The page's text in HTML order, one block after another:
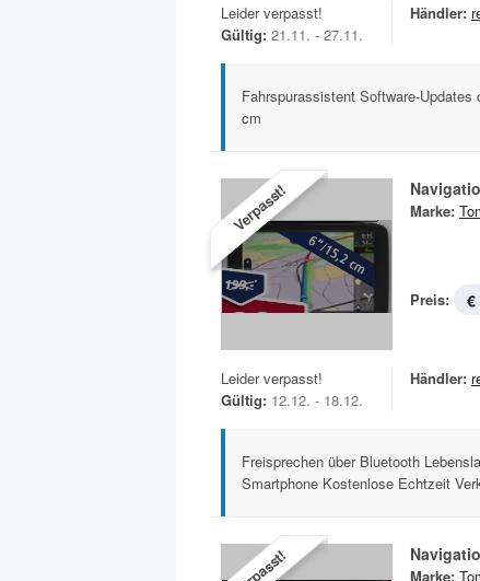
Leider verpasst!
Gültig: 21.11. - 27.11.
Händler:
Fahrspurassistent Software-
cm
Verpasst! Marke:
Preis: €
Leider verpasst!
Gültig: 12.12. - 18.12.
Händler:
Freisprechen über Bluetooth
Smartphone Kostenlose Echtzeit
Marke: